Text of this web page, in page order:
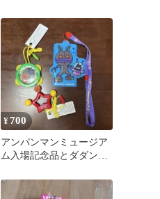
ージアム
¥700
アンパンマンミュージア
ム入場記念品とダダンダ